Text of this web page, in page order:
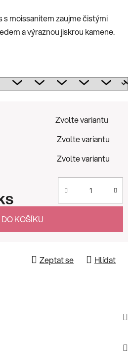
moissanitem zaujme čistými
a výraznou jiskrou kamene.
Zvolte variantu
Zvolte variantu
Zvolte variantu
DO KOŠÍKU
Zeptat se Hlídat